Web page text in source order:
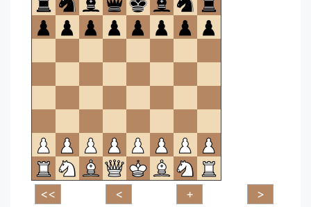
te
openen.